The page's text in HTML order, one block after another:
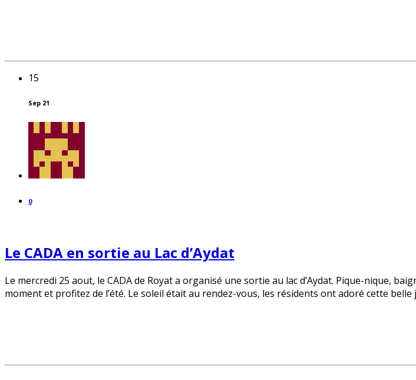
15
Sep 21
0
Le CADA en sortie au Lac d’Aydat
Le mercredi 25 aout, le CADA de Royat a organisé une sortie au lac d’Aydat. Pique-nique,
moment et profitez de l’été. Le soleil était au rendez-vous, les résidents ont adoré cette